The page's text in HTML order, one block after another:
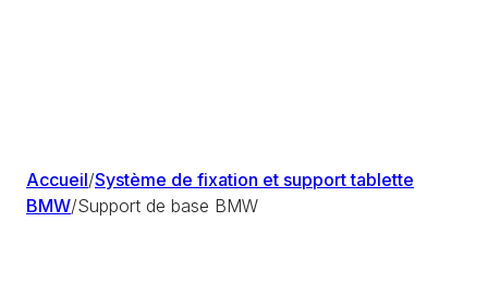
Accueil/Système de fixation et support tablette
BMW/Support de base BMW